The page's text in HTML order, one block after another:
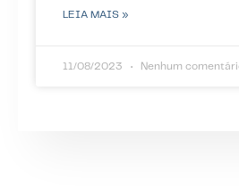
LEIA MAIS »
11/08/2023 Nenhum